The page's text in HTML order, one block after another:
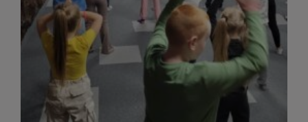
Dla Dzieci
To miejsce stworzone z myślą o najmłodszych
czytelnikach i ich rodzicach. Znajdziesz tu
informacje o zajęciach edukacyjnych, konkursach